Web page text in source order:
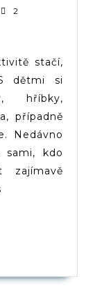
A
2
stačí,
dětmi si
hříbky,
případně
Nedávno
kdo
zajímavě